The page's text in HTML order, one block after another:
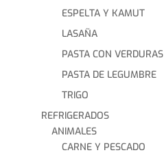
ESPELTA Y KAMUT
LASAÑA
PASTA CON VERDURAS
PASTA DE LEGUMBRE
TRIGO
REFRIGERADOS
ANIMALES
CARNE Y PESCADO